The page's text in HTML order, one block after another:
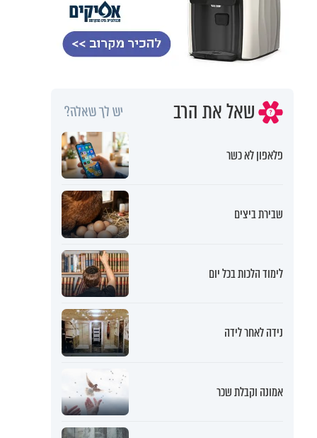
שאל את הרב יש לך שאלה?
פלאפון לא כשר
שבירת ביצים
לימוד הלכות בכל יום
נידה לאחר לידה
אמונה וקבלת שכר